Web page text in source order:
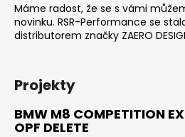
Máme radost, že se s vámi
novinku. RSR-Performance se
distributorem značky ZAERO
Projekty
BMW M8 COMPETITION
OPF DELETE